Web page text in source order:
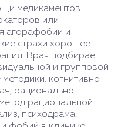
медикаментов
или
агорафобии и
страхи хорошее
Врач подбирает
и групповой
когнитивно-
рационально-
рациональной
психодрама.